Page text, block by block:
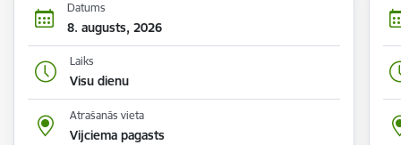
Datums
8. augusts, 2026
Laiks
Visu dienu
Atrašanās vieta
Vijciema pagasts